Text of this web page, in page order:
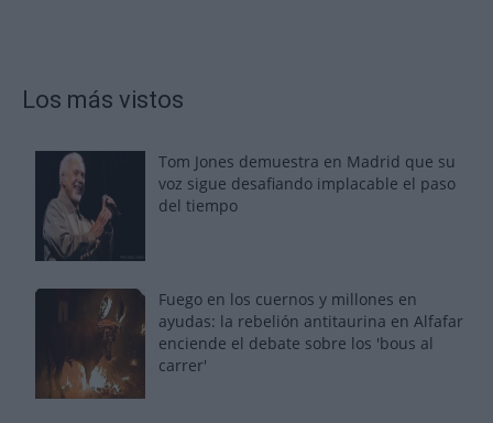
Los más vistos
Tom Jones demuestra en Madrid que su
voz sigue desafiando implacable el paso
del tiempo
Fuego en los cuernos y millones en
ayudas: la rebelión antitaurina en Alfafar
enciende el debate sobre los 'bous al
carrer'